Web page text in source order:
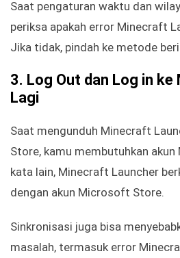
Saat pengaturan waktu dan
periksa apakah error Minecraft
Jika tidak, pindah ke metode
3. Log Out dan Log in
Lagi
Saat mengunduh Minecraft
Store, kamu membutuhkan
kata lain, Minecraft Launcher
dengan akun Microsoft Store.
Sinkronisasi juga bisa
masalah, termasuk error